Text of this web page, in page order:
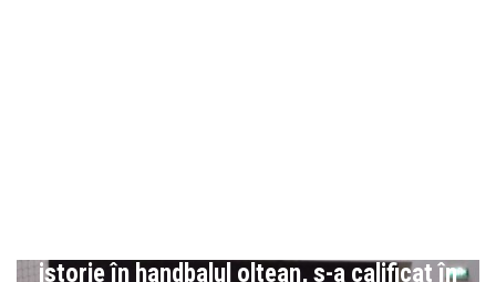
istorie în handbalul oltean, s-a calificat în